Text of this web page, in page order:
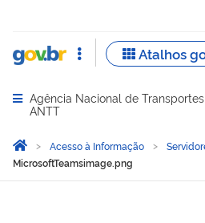
Abrir menu principal de
Agência Nacional de
ANTT
Você está aqui:
Página Inicial
Acesso à Informação
MicrosoftTeamsimage.png